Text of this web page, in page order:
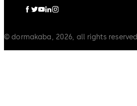
© dormakaba, 2026, all rights reserved